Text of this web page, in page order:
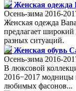
Женская одежда
Осень-зима 2016-
Женская одежда
предлагает
разных ситуаций.
Женская обувь
Осень-зима 2016-
В люксовой
2016−2017 модницы
любимых фасонов...